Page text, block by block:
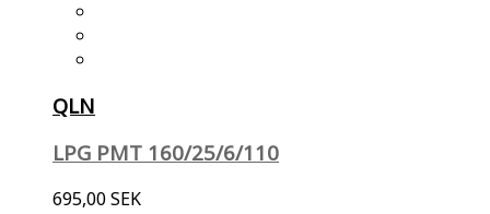
QLN
LPG PMT 160/25/6/110
695,00 SEK